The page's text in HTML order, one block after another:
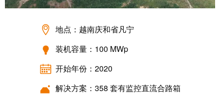
控
制
器
I/O
系
魏
德
米
勒
SNAP
IN
联
地点：越南庆和省凡宁
装机容量：100 MWp
开始年份：2020
解决方案：358 套有监控直流合路箱